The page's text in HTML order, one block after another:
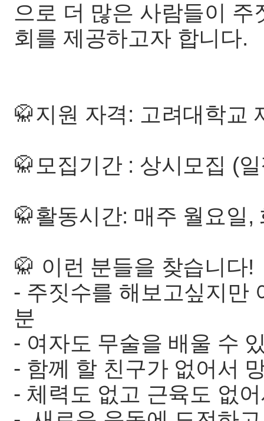
으로 더 많은 사람들이
회를 제공하고자 합니다.
🥋지원 자격: 고려대학교
🥋모집기간 : 상시모집 (
🥋활동시간: 매주 월요일
🥋 이런 분들을 찾습니다!
- 주짓수를 해보고싶지만
분
- 여자도 무술을 배울 수
- 함께 할 친구가 없어서
- 체력도 없고 근육도 없